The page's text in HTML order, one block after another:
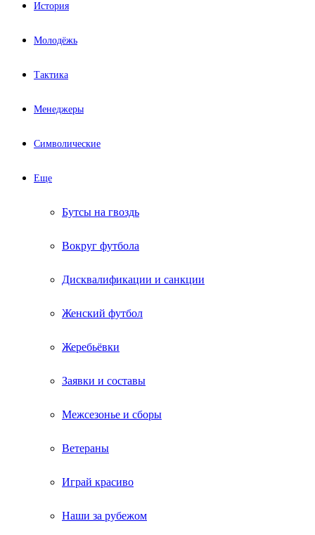
История
Молодёжь
Тактика
Менеджеры
Символические
Еще
Бутсы на гвоздь
Вокруг футбола
Дисквалификации и санкции
Женский футбол
Жеребьёвки
Заявки и составы
Межсезонье и сборы
Ветераны
Играй красиво
Наши за рубежом